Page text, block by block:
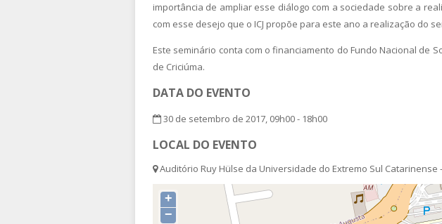
importância de ampliar esse diálogo com a sociedade sobre a
com esse desejo que o ICJ propõe para este ano a realização do
Este seminário conta com o financiamento do Fundo Nacional de
de Criciúma.
DATA DO EVENTO
30 de setembro de 2017, 09h00 - 18h00
LOCAL DO EVENTO
Auditório Ruy Hülse da Universidade do Extremo Sul Catarinense
+
−